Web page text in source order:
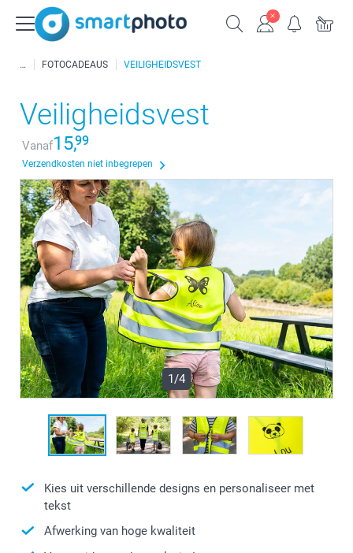
FOTOCADEAUS VEILIGHEIDSVEST
Veiligheidsvest
Vanaf15,99
Verzendkosten niet inbegrepen
1/4
Kies uit verschillende designs en personaliseer met
tekst
Afwerking van hoge kwaliteit